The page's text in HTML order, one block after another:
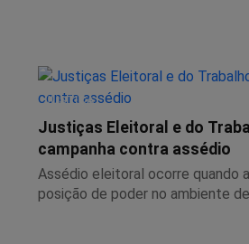
JUSTIÇA
Justiças Eleitoral e do
campanha contra assédio
Assédio eleitoral ocorre quando
posição de poder no ambiente de